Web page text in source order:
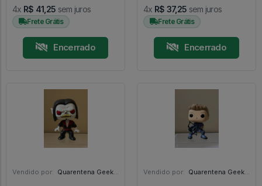
4x R$ 41,25 sem juros
Frete Grátis
Encerrado
4x R$ 37,25 sem juros
Frete Grátis
Encerrado
Vendido por: Quarentena Geek Store - SP Vendido por: Quarentena Geek Store - SP